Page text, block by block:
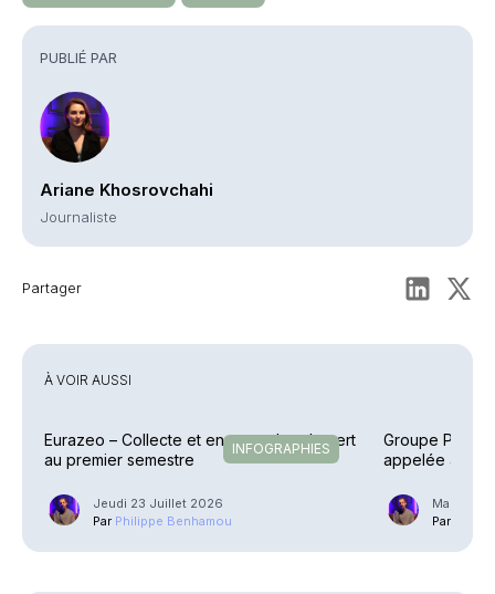
PUBLIÉ PAR
Ariane Khosrovchahi
Journaliste
Partager
À VOIR AUSSI
INFOGRAPHIES
Eurazeo – Collecte et encours dans le vert
au premier semestre
Jeudi 23 Juillet 2026
Par Philippe Benhamou
Groupe
appelée à se
Mardi 30
Par